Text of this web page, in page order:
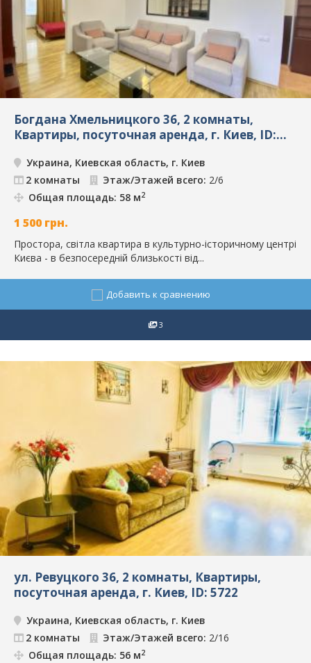
Богдана Хмельницкого 36, 2 комнаты,
Квартиры, посуточная аренда, г. Киев, ID:
Украина, Киевская область, г. Киев
2 комнаты
Этаж/Этажей всего: 2/6
Общая площадь: 58 м2
1 500 грн.
Простора, світла квартира в культурно-історичному центрі
Києва - в безпосередній близькості від...
Добавить к сравнению
3
ул. Ревуцкого 36, 2 комнаты, Квартиры,
посуточная аренда, г. Киев, ID: 5722
Украина, Киевская область, г. Киев
2 комнаты
Этаж/Этажей всего: 2/16
Общая площадь: 56 м2